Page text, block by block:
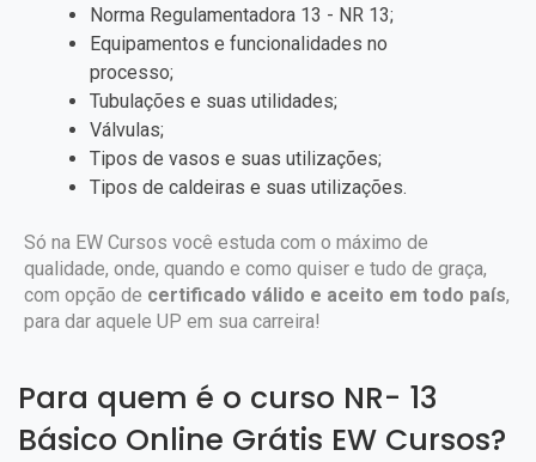
Norma Regulamentadora 13 - NR 13;
Equipamentos e funcionalidades no
processo;
Tubulações e suas utilidades;
Válvulas;
Tipos de vasos e suas utilizações;
Tipos de caldeiras e suas utilizações.
Só na EW Cursos você estuda com o máximo de
qualidade, onde, quando e como quiser e tudo de graça,
com opção de certificado válido e aceito em todo país,
para dar aquele UP em sua carreira!
Para quem é o curso NR- 13
Básico Online Grátis EW Cursos?